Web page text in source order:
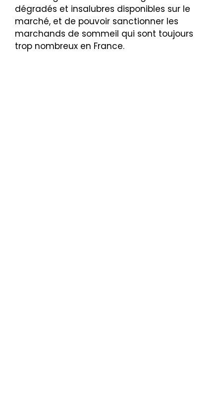
dégradés et insalubres disponibles sur le
marché, et de pouvoir sanctionner les
marchands de sommeil qui sont toujours
trop nombreux en France.